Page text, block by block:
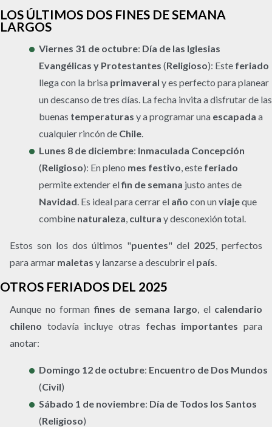
LOS ÚLTIMOS DOS FINES DE SEMANA
LARGOS
Viernes 31 de octubre: Día de las Iglesias
Evangélicas y Protestantes (Religioso): Este feriado
llega con la brisa primaveral y es perfecto para planear
un descanso de tres días. La fecha invita a disfrutar de las
buenas temperaturas y a programar una escapada a
cualquier rincón de Chile.
Lunes 8 de diciembre: Inmaculada Concepción
(Religioso): En pleno mes festivo, este feriado
permite extender elfin de semana justo antes de
Navidad. Es ideal para cerrar el año con unviajeque
combine naturaleza, cultura y desconexión total.
Estos son los dos últimos "puentes" del 2025, perfectos
para armar maletas y lanzarse a descubrir el país.
OTROS FERIADOS DEL 2025
Aunque no formanfines de semana largo , el calendario
chileno todavía incluye otras fechas importantes para
anotar:
Domingo 12 de octubre: Encuentro de Dos Mundos
(Civil)
Sábado 1 de noviembre: Día de Todos los Santos
(Religioso)